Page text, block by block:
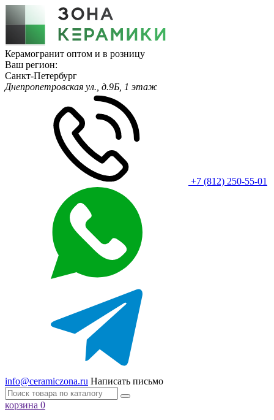
Керамогранит оптом и в розницу
Ваш регион:
Санкт-Петербург
Днепропетровская ул., д.9Б, 1 этаж
+7 (812) 250-55-01
info@ceramiczona.ru Написать письмо
корзина 0